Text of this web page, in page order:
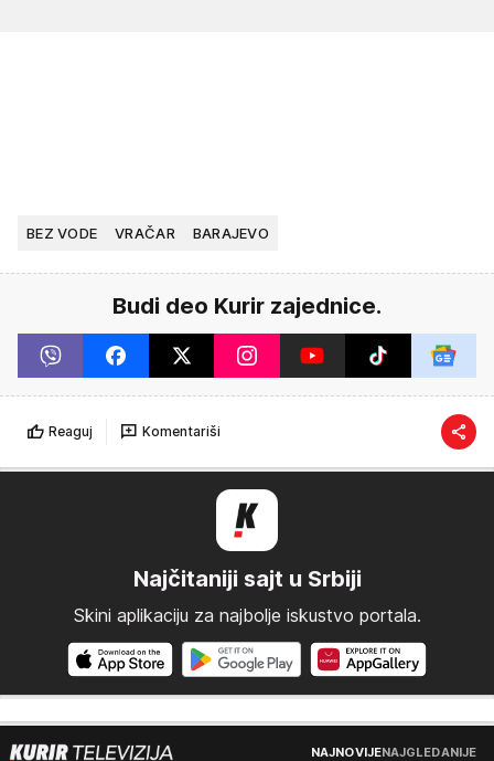
BEZ VODE VRAČAR BARAJEVO
Budi deo Kurir zajednice.
Reaguj Komentariši
Najčitaniji sajt u Srbiji
Skini aplikaciju za najbolje iskustvo portala.
NAJNOVIJENAJGLEDANIJE